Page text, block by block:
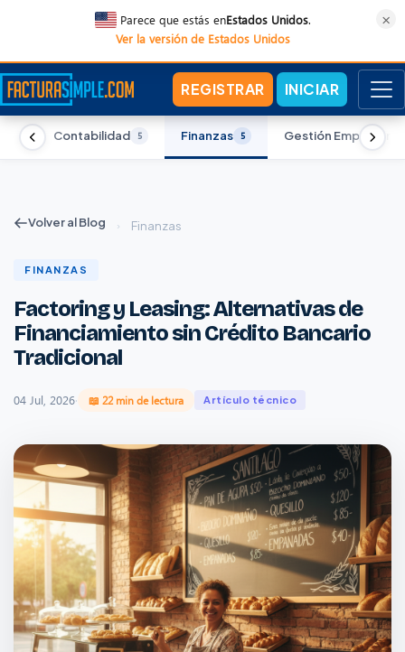
Parece que estás enEstados Unidos.
Ver la versión de Estados Unidos
×
REGISTRAR INICIAR
Contabilidad 5 Finanzas 5 Gestión Empresarial
Volver al Blog › Finanzas
FINANZAS
Factoring y Leasing: Alternativas de
Financiamiento sin Crédito Bancario
Tradicional
04 Jul, 2026· 📖 22 min de lectura Artículo técnico